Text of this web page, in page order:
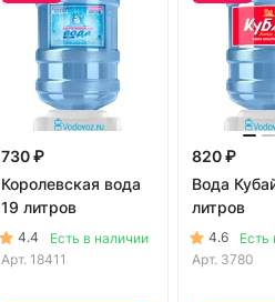
730 ₽
Королевская вода
19 литров
4.4
Есть в наличии
Арт. 18411
820 ₽
Вода
литров
4.6
Есть
Арт. 3780